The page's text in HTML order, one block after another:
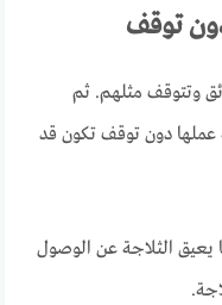
توقف
الثلاجة لابد ان تعمل 10 دقائق وتتوقف مثلهم. ثم
عملها دون توقف تكون قد
الثلاجة عن الوصول